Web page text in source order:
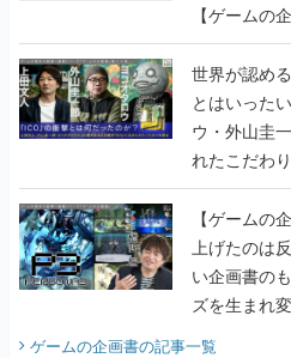
【ゲームの
世界が認め
とはいった
ウ・外山圭
れたこだわ
画書】
【ゲームの
上げたのは
い企画書の
ズを生まれ
ゲームの企画書の記事一覧